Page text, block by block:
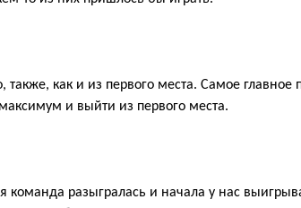
также, как и из первого места. Самое главное
максимум и выйти из первого места.
команда разыгралась и начала у нас